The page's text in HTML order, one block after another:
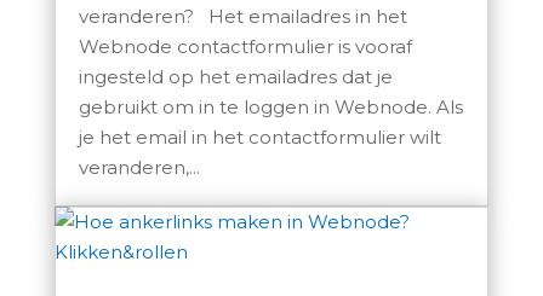
veranderen? Het emailadres in het
Webnode contactformulier is vooraf
ingesteld op het emailadres dat je
gebruikt om in te loggen in Webnode. Als
je het email in het contactformulier wilt
veranderen,...